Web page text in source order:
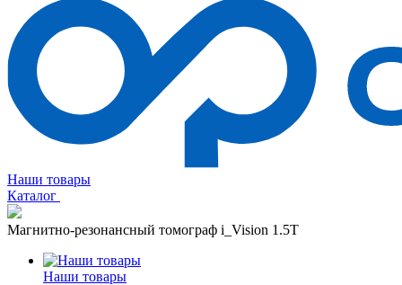
Наши товары
Каталог
Магнитно-резонансный томограф i_Vision 1.5T
Наши товары